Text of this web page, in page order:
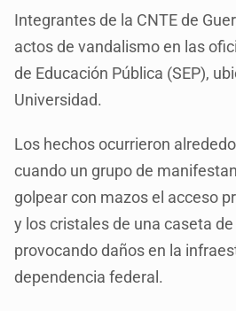
Integrantes de la CNTE de
actos de vandalismo en las
de Educación Pública (SEP),
Universidad.
Los hechos ocurrieron
cuando un grupo de
golpear con mazos el acceso
y los cristales de una caseta
provocando daños en la
dependencia federal.